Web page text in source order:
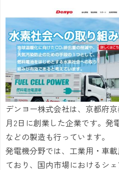
デンヨー株式会社は、京都府
月2日に創業した企業です。発
などの製造も行っています。
発電機分野では、工業用・車
ており、国内市場におけるシ